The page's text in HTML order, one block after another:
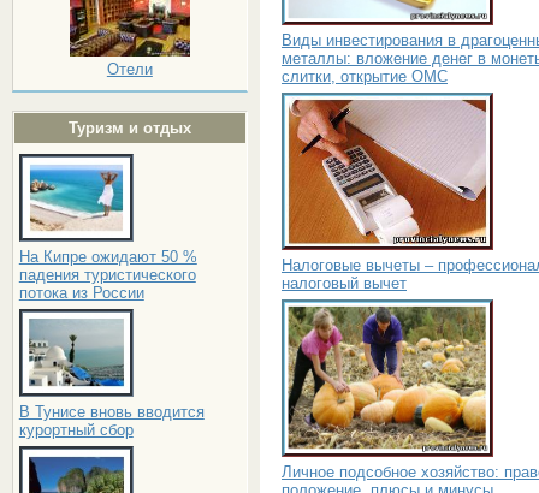
Отели
Туризм и отдых
На Кипре ожидают 50 %
падения туристического
потока из России
В Тунисе вновь вводится
курортный сбор
Виды инвестирования в
металлы: вложение денег в
слитки, открытие ОМС
Налоговые вычеты –
налоговый вычет
Личное подсобное хозяйство: